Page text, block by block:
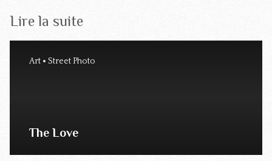
Lire la suite
Art Street Photo
The Love